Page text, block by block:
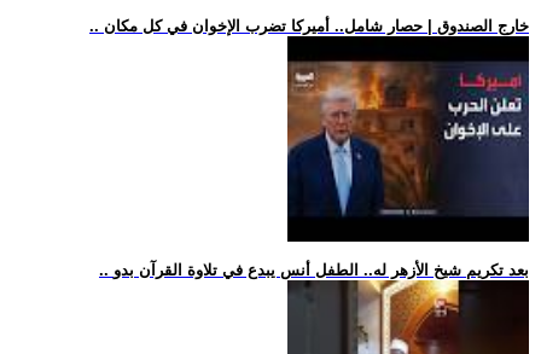
.. خارج الصندوق | حصار شامل.. أميركا تضرب الإخوان في كل مكان
.. بعد تكريم شيخ الأزهر له.. الطفل أنس يبدع في تلاوة القرآن بدو